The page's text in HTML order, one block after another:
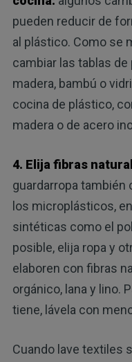
pueden reducir de
al plástico. Como se
cambiar las tablas
madera, bambú o
cocina de plástico,
madera o de acero
4. Elija fibras
guardarropa también
los microplásticos,
sintéticas como el
posible, elija ropa y
elaboren con fibras
orgánico, lana y lino.
tiene, lávela con
Cuando lave textiles